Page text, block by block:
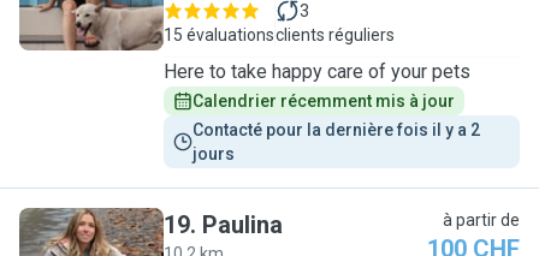
15 évaluations
3
clients réguliers
Here to take happy care of your pets
Calendrier récemment mis à jour
Contacté pour la dernière fois il y a 2
jours
19. Paulina à partir de
100 CHF